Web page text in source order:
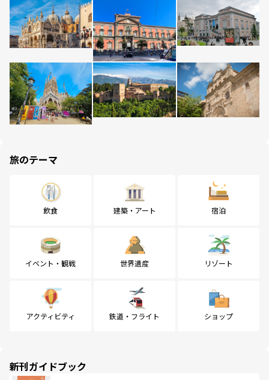
旅のテーマ
飲食 建築・アート 宿泊
イベント・観戦 世界遺産 リゾート
アクティビティ 鉄道・フライト ショップ
新刊ガイドブック